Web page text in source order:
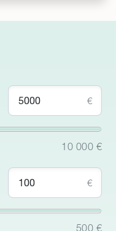
€
10 000 €
€
500 €